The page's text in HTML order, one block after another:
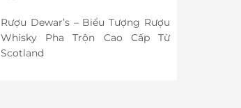
Rượu Dewar’s – Biểu Tượng Rượu
Whisky Pha Trộn Cao Cấp Từ
Scotland